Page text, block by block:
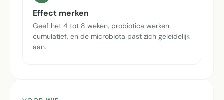
Effect merken
Geef het 4 tot 8 weken, probiotica werken
cumulatief, en de microbiota past zich geleidelijk
aan.